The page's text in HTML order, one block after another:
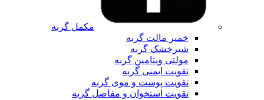
مکمل گربه
خمیر مالت گربه
شیرخشک گربه
مولتی ویتامین گربه
تقویت ایمنی گربه
تقویت پوست و موی گربه
تقویت استخوان و مفاصل گربه